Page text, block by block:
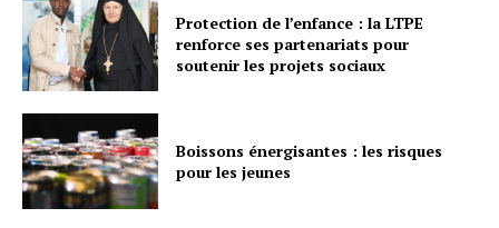
Protection de l’enfance : la LTPE
renforce ses partenariats pour
soutenir les projets sociaux
Boissons énergisantes : les risques
pour les jeunes